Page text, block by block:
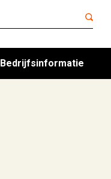
Bedrijfsinformatie